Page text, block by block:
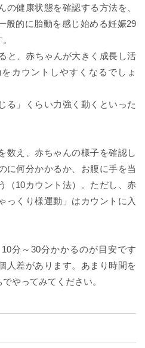
の健康状態を確認する方法を、
般的に胎動を感じ始める妊娠29
と、赤ちゃんが大きく成長し活
カウントしやすくなるでしょ
る」くらい力強く動くといった
数え、赤ちゃんの様子を確認し
に何分かかるか、お腹に手を当
（10カウント法）。ただし、赤
っくり様運動」はカウントに入
分～30分かかるのが目安です
人差があります。あまり時間を
やってみてください。